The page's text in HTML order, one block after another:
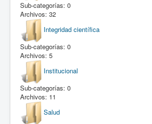
Sub-categorías: 0
Archivos: 32
Integridad científica
Sub-categorías: 0
Archivos: 5
Institucional
Sub-categorías: 0
Archivos: 11
Salud